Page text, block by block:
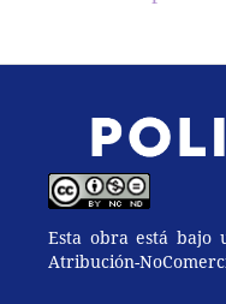
Esta obra está bajo
Atribución-